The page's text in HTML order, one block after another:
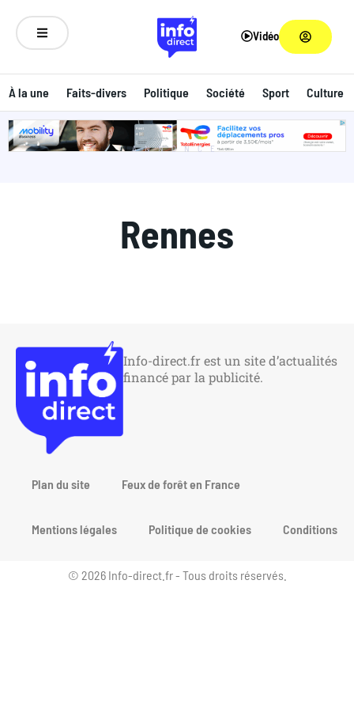
Vidéo
À la une Faits-divers Politique Société Sport Culture
ANNONCE
Rennes
Info-direct.fr est un site d’actualités
financé par la publicité.
Plan du site Feux de forêt en France
Mentions légales Politique de cookies Conditions
© 2026 Info-direct.fr - Tous droits réservés.